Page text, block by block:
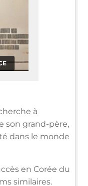
à
son grand-père,
dans le monde
en Corée du
similaires.